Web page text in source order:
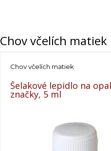
Chov včelích matiek
Chov včelích matiek
Šelakové lepidlo na
značky, 5 ml